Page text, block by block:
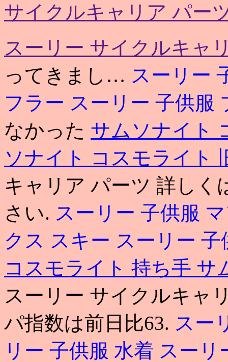
サイクルキャリア パー
スーリー サイクルキャ
ってきまし… スーリー
フラー スーリー 子供服
なかった サムソナイト
ソナイト コスモライト
キャリア パーツ 詳しく
さい. スーリー 子供服
クス スキー スーリー
コスモライト 持ち手 サ
スーリー サイクルキャ
パ指数は前日比63. スー
リー 子供服 水着 スーリ